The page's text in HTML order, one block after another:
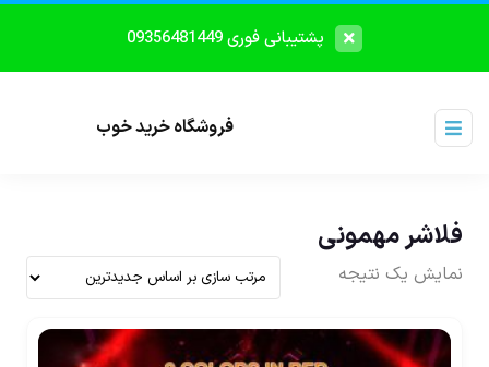
پشتیبانی فوری 09356481449
فروشگاه خرید خوب
فلاشر مهمونی
نمایش یک نتیجه